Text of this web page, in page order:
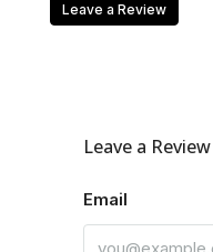
Leave a Review
Leave a Review
Email